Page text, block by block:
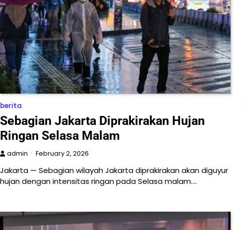
berita
Sebagian Jakarta Diprakirakan Hujan
Ringan Selasa Malam
admin February 2, 2026
Jakarta — Sebagian wilayah Jakarta diprakirakan akan diguyur
hujan dengan intensitas ringan pada Selasa malam.…